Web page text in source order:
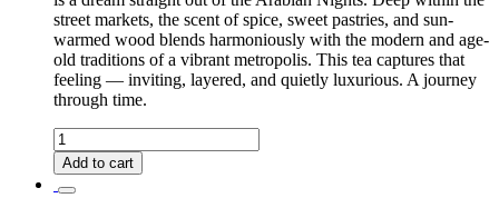
street markets, the scent of spice, sweet pastries, and sun-
warmed wood blends harmoniously with the modern and age-
old traditions of a vibrant metropolis. This tea captures that
feeling — inviting, layered, and quietly luxurious. A journey
through time.
Marrakech
Tea
quantity
Add to cart